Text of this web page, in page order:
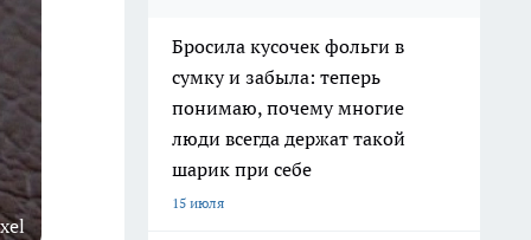
Бросила кусочек фольги в
сумку и забыла: теперь
понимаю, почему многие
люди всегда держат такой
шарик при себе
15 июля